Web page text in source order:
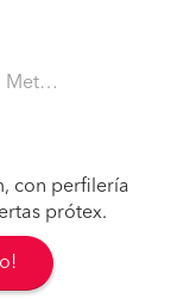
con perfilería
prótex.